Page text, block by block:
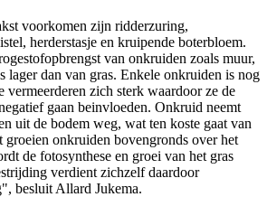
voorkomen zijn ridderzuring,
herderstasje en kruipende boterbloem.
van onkruiden zoals muur,
lager dan van gras. Enkele onkruiden is nog
vermeerderen zich sterk waardoor ze de
gaan beinvloeden. Onkruid neemt
uit de bodem weg, wat ten koste gaat van
groeien onkruiden bovengronds over het
de fotosynthese en groei van het gras
verdient zichzelf daardoor
besluit Allard Jukema.